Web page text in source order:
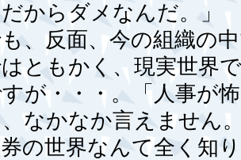
からダメなんだ。」
、反面、今の組織の
ともかく、現実世界
が・・・。「人事が
なかなか言えません
の世界なんて全く知